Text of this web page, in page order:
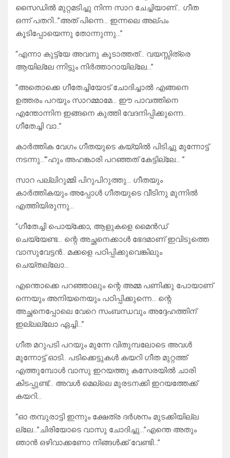
സൈഡിൽ മുറ്റമടിച്ചു നിന്ന സാറ ചേച്ചിയാണ്… ഗീത
ഒന്ന് പതറി…”അത് പിന്നെ… ഇന്നലെ അല്പം
കൂടിപ്പോയെന്നു തോന്നുന്നു…”
“എന്നാ കുട്ട്യേ അവനു കൂടാത്തത്… വയസ്സിത്രെ
ആയില്ലേ ന്നിട്ടും നിർത്താറായില്ലേ…”
“അതൊക്കെ ഗീതേച്ചിയോട് ചോദിച്ചാൽ എങ്ങനെ
ഉത്തരം പറയും സാറമ്മാമേ… ഈ പാവത്തിനെ
എന്തോന്നിന ഇങ്ങനെ കുത്തി വേദനിപ്പിക്കുന്നെ..
ഗീതേച്ചി വാ..”
കാർത്തിക വേഗം ഗീതയുടെ കയ്യിൽ പിടിച്ചു മുന്നോട്ട്
നടന്നു…'”ഹും അഹങ്കാരി പറഞ്ഞത് കേട്ടില്ലേ… ”
സാറ പല്ലിറുമ്മി പിറുപിറുത്തു… ഗീതയും
കാർത്തികയും അപ്പോൾ ഗീതയുടെ വീടിനു മുന്നിൽ
എത്തിയിരുന്നു…
“ഗീതേച്ചി പൊയ്ക്കോ, ആളുകളെ മൈൻഡ്
ചെയ്യേണ്ട… ന്റെ അച്ഛനെക്കാൾ ഭേദമാണ് ഇവിടുത്തെ
വാസുവേട്ടൻ.. മക്കളെ പഠിപ്പിക്കുവെങ്കിലും
ചെയ്തല്ലോ…
എന്തൊക്കെ പറഞ്ഞാലും ന്റെ അമ്മ പണിക്കു പോയാണ്
ന്നെയും അനിയനെയും പഠിപ്പിക്കുന്നെ… ന്റെ
അച്ഛനെപ്പോലെ വേറെ സംബന്ധവും അദ്ദേഹത്തിന്
ഇല്ലല്ലോ ഏച്ചി…”
ഗീത മറുപടി പറയും മുന്നേ വിതുമ്പലോടെ അവൾ
മുന്നോട്ട് ഓടി.. പടിക്കെട്ടുകൾ കയറി ഗീത മുറ്റത്ത്‌
എത്തുമ്പോൾ വാസു ഇറയത്തു കസേരയിൽ ചാരി
കിടപ്പുണ്ട്… അവൾ മെല്ലെ മുരടനക്കി ഇറയത്തേക്ക്
കയറി…
“ഓ തമ്പുരാട്ടി ഇന്നും ക്ഷേത്ര ദർശനം മുടക്കിയില്ല
ല്ലേ…”ചിരിയോടെ വാസു ചോദിച്ചു…”എന്തെ അതും
ഞാൻ ഒഴിവാക്കണോ നിങ്ങൾക്ക് വേണ്ടി…”